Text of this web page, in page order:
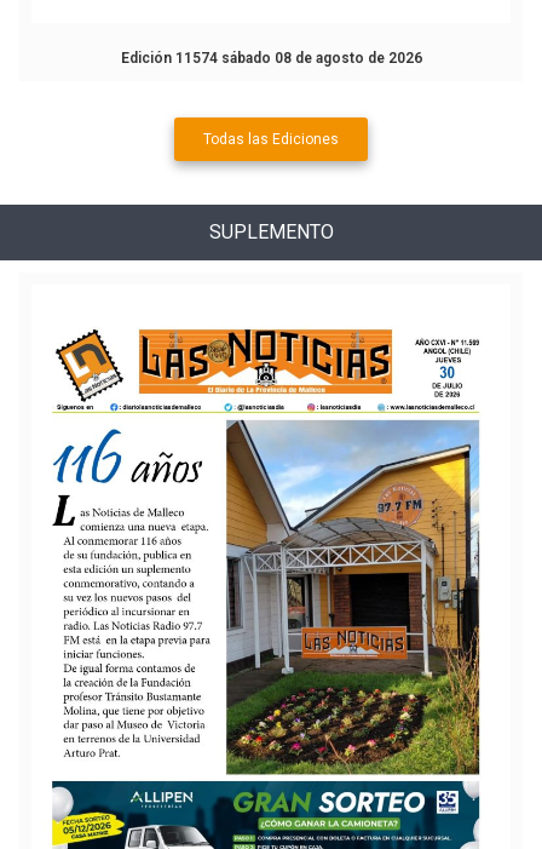
Edición 11574 sábado 08 de agosto de 2026
Todas las Ediciones
SUPLEMENTO